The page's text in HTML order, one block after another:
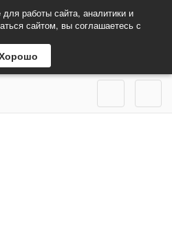
работы сайта, аналитики и
сайтом, вы соглашаетесь с